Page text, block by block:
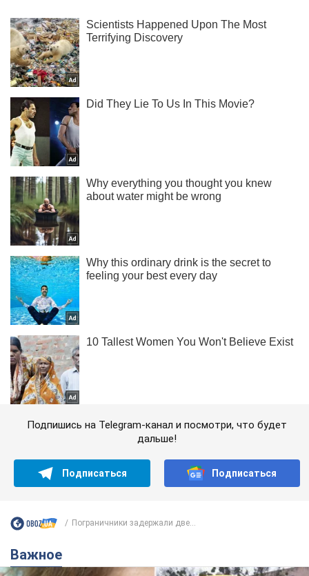
Подпишись на Telegram-канал и посмотри, что будет
дальше!
Подписаться Подписаться
Пограничники задержали две...
Важное